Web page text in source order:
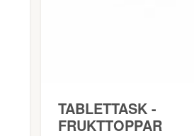
TABLETTASK -
FRUKTTOPPAR